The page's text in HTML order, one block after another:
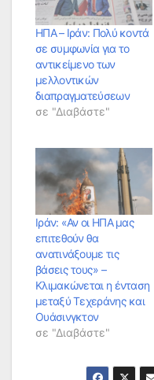
ΗΠΑ – Ιράν: Πολύ κοντά
σε συμφωνία για το
αντικείμενο των
μελλοντικών
διαπραγματεύσεων
σε "Διαβάστε"
Ιράν: «Αν οι ΗΠΑ μας
επιτεθούν θα
ανατινάξουμε τις
βάσεις τους» –
Κλιμακώνεται η ένταση
μεταξύ Τεχεράνης και
Ουάσινγκτον
σε "Διαβάστε"